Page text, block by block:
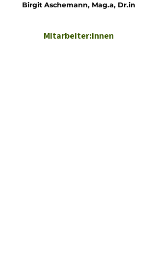
Birgit Aschemann, Mag.a, Dr.in
Mitarbeiter:innen